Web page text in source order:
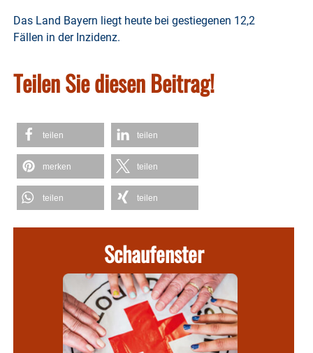
Das Land Bayern liegt heute bei gestiegenen 12,2
Fällen in der Inzidenz.
Teilen Sie diesen Beitrag!
teilen teilen
merken teilen
teilen teilen
Schaufenster